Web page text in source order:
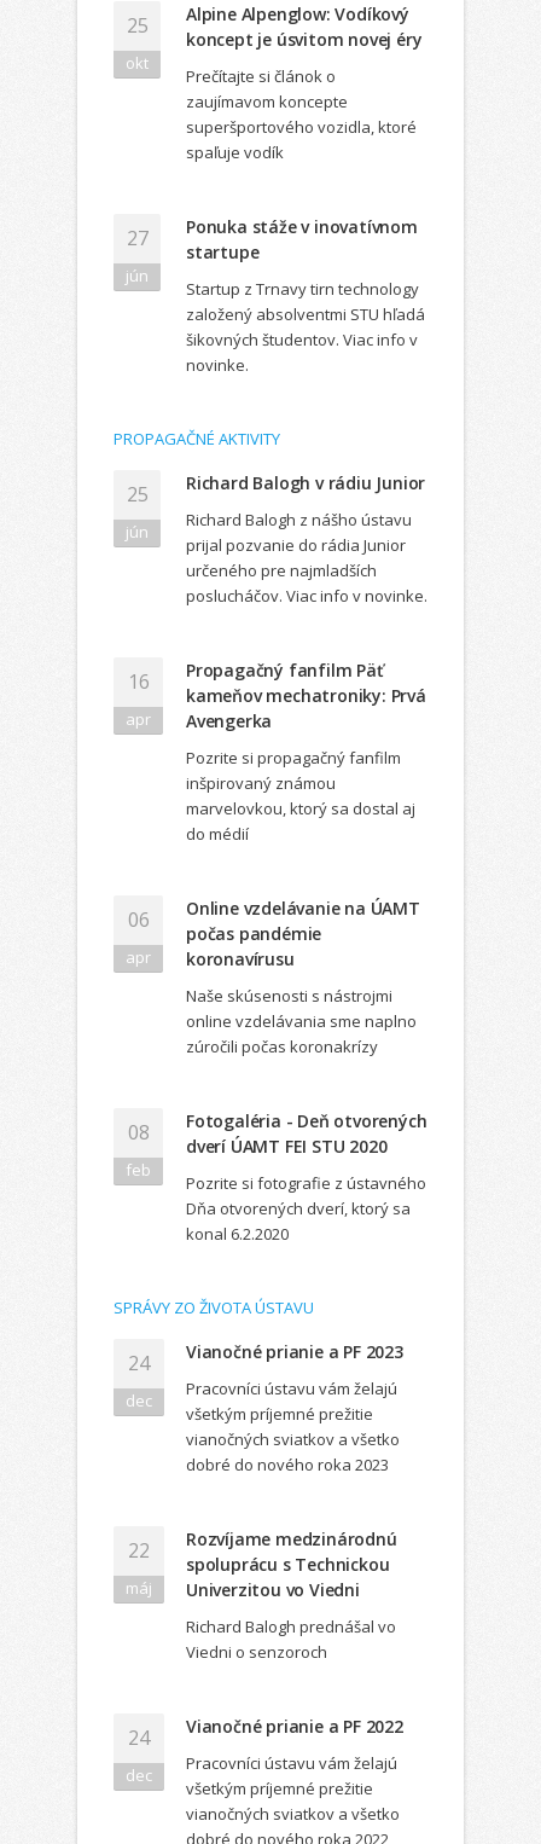
25
okt
Alpine Alpenglow: Vodíkový
koncept je úsvitom novej éry
Prečítajte si článok o
zaujímavom koncepte
superšportového vozidla, ktoré
spaľuje vodík
27
jún
Ponuka stáže v inovatívnom
startupe
Startup z Trnavy tirn technology
založený absolventmi STU hľadá
šikovných študentov. Viac info v
novinke.
PROPAGAČNÉ AKTIVITY
25
jún
Richard Balogh v rádiu Junior
Richard Balogh z nášho ústavu
prijal pozvanie do rádia Junior
určeného pre najmladších
poslucháčov. Viac info v novinke.
16
apr
Propagačný fanfilm Päť
kameňov mechatroniky: Prvá
Avengerka
Pozrite si propagačný fanfilm
inšpirovaný známou
marvelovkou, ktorý sa dostal aj
do médií
06
apr
Online vzdelávanie na ÚAMT
počas pandémie
koronavírusu
Naše skúsenosti s nástrojmi
online vzdelávania sme naplno
zúročili počas koronakrízy
08
feb
Fotogaléria - Deň otvorených
dverí ÚAMT FEI STU 2020
Pozrite si fotografie z ústavného
Dňa otvorených dverí, ktorý sa
konal 6.2.2020
SPRÁVY ZO ŽIVOTA ÚSTAVU
24
dec
Vianočné prianie a PF 2023
Pracovníci ústavu vám želajú
všetkým príjemné prežitie
vianočných sviatkov a všetko
dobré do nového roka 2023
22
máj
Rozvíjame medzinárodnú
spoluprácu s Technickou
Univerzitou vo Viedni
Richard Balogh prednášal vo
Viedni o senzoroch
24
dec
Vianočné prianie a PF 2022
Pracovníci ústavu vám želajú
všetkým príjemné prežitie
vianočných sviatkov a všetko
dobré do nového roka 2022